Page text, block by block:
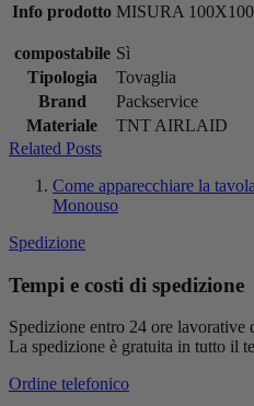
Info prodotto MISURA
compostabile Sì
Tipologia
Tovaglia
Brand
Packservice
Materiale
TNT AIRLAID
Related Posts
Come apparecchiare la
Monouso
Spedizione
Tempi e costi di spedizione
Spedizione entro 24 ore lavorative
La spedizione è gratuita in tutto il
Ordine telefonico